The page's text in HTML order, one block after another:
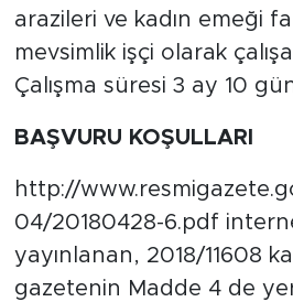
arazileri ve kadın emeği
mevsimlik işçi olarak
Çalışma süresi 3 ay 10
BAŞVURU KOŞULLARI
http://
04/20180428-6.pdf
yayınlanan, 2018/11608
gazetenin Madde 4 de